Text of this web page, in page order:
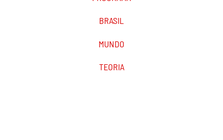
BRASIL
MUNDO
TEORIA